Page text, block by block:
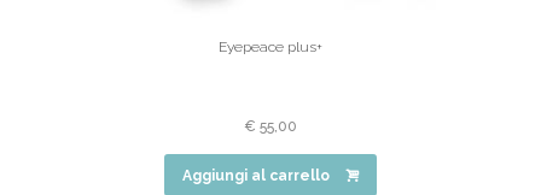
Eyepeace plus+
€ 55,00
Aggiungi al carrello